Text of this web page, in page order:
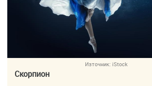
Източник: iStock
Скорпион